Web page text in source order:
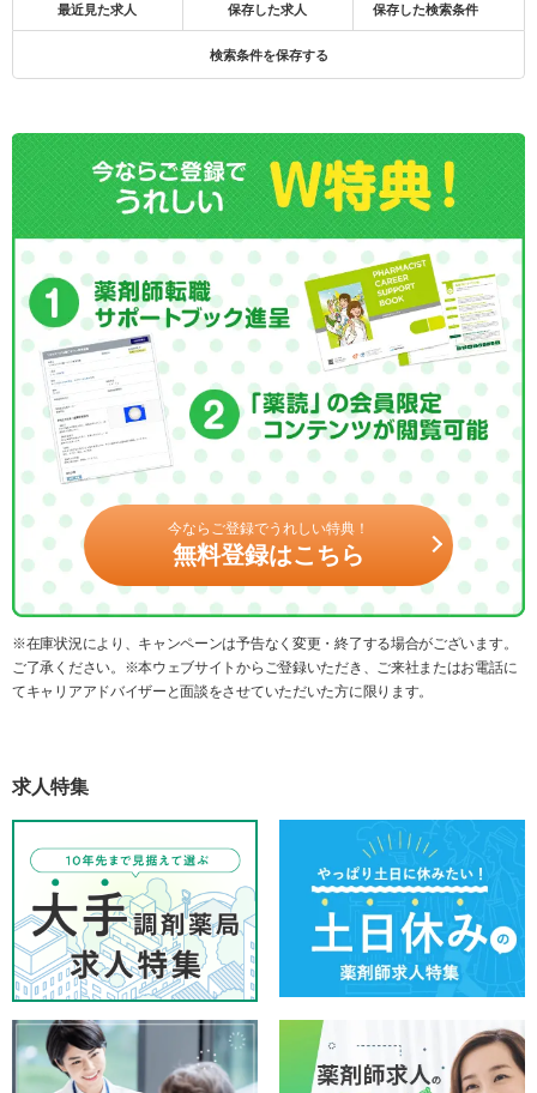
最近見た求人 保存した求人 保存した検索条件
検索条件を保存する
今ならご登録でうれしい特典！
無料登録はこちら
※在庫状況により、キャンペーンは予告なく変更・終了する場合がございます。
ご了承ください。※本ウェブサイトからご登録いただき、ご来社またはお電話に
てキャリアアドバイザーと面談をさせていただいた方に限ります。
求人特集